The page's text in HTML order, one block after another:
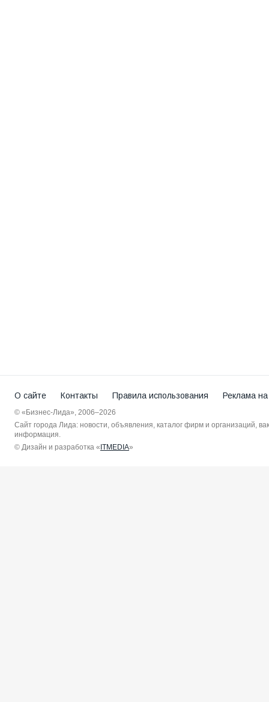
О сайте Контакты Правила использования Реклама
© «Бизнес-Лида», 2006–2026
Сайт города Лида: новости, объявления, каталог фирм и организаций,
информация.
© Дизайн и разработка « ITMEDIA»